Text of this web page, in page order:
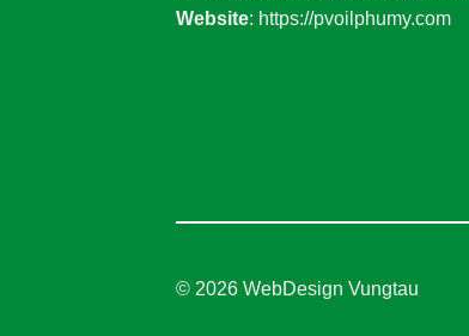
Website: https://pvoilphumy.com
© 2026 WebDesign Vungtau